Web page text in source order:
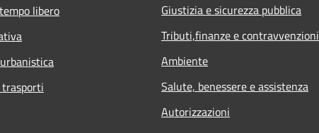
libero
Giustizia e sicurezza pubblica
Tributi,finanze e contravvenzioni
Ambiente
Salute, benessere e assistenza
Autorizzazioni